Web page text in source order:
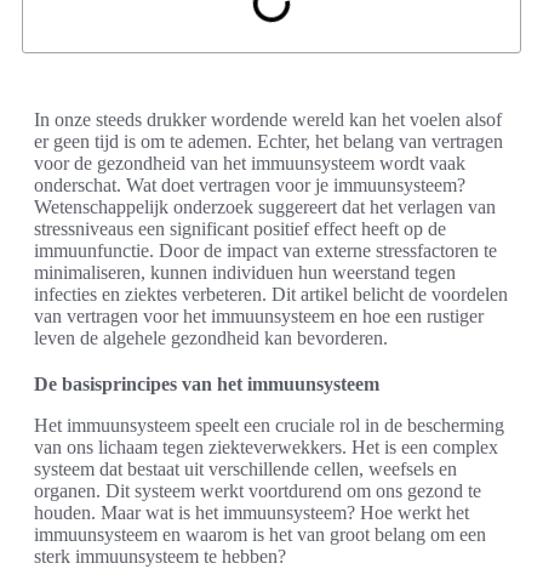
In onze steeds drukker wordende wereld kan het voelen alsof
er geen tijd is om te ademen. Echter, het belang van vertragen
voor de gezondheid van het immuunsysteem wordt vaak
onderschat. Wat doet vertragen voor je immuunsysteem?
Wetenschappelijk onderzoek suggereert dat het verlagen van
stressniveaus een significant positief effect heeft op de
immuunfunctie. Door de impact van externe stressfactoren te
minimaliseren, kunnen individuen hun weerstand tegen
infecties en ziektes verbeteren. Dit artikel belicht de voordelen
van vertragen voor het immuunsysteem en hoe een rustiger
leven de algehele gezondheid kan bevorderen.
De basisprincipes van het immuunsysteem
Het immuunsysteem speelt een cruciale rol in de bescherming
van ons lichaam tegen ziekteverwekkers. Het is een complex
systeem dat bestaat uit verschillende cellen, weefsels en
organen. Dit systeem werkt voortdurend om ons gezond te
houden. Maar wat is het immuunsysteem? Hoe werkt het
immuunsysteem en waarom is het van groot belang om een
sterk immuunsysteem te hebben?